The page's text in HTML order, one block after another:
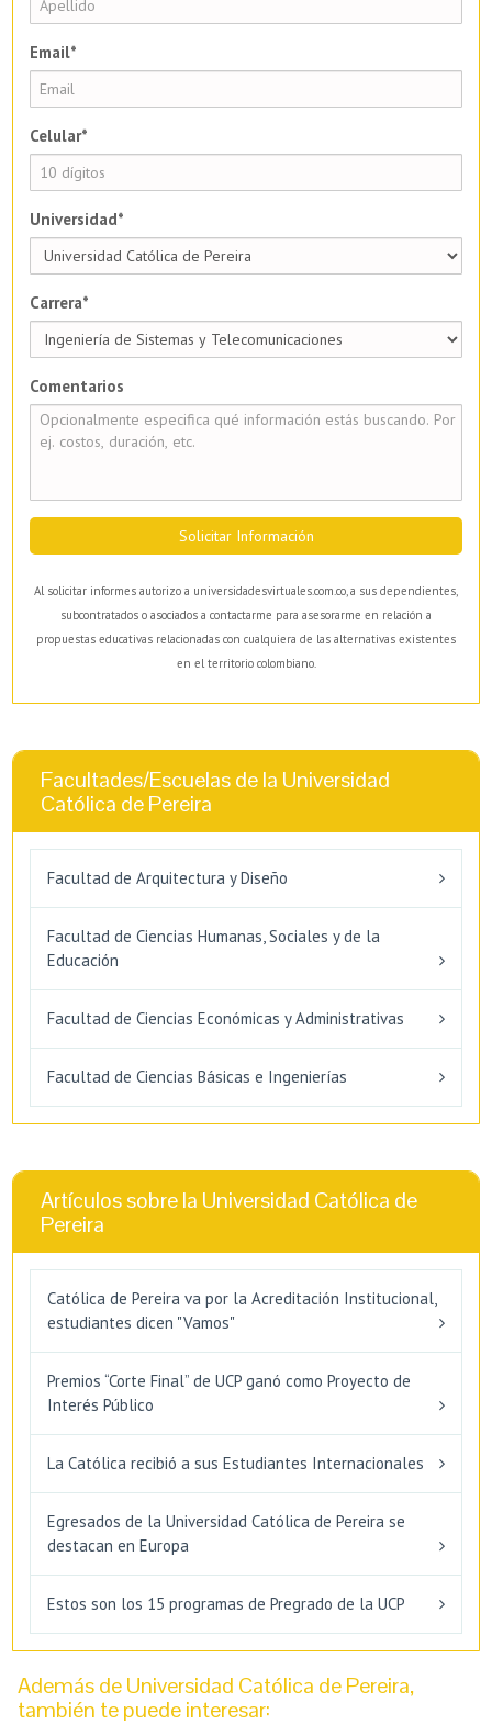
Email*
Celular*
Universidad*
Carrera*
Comentarios
Solicitar Información
Al solicitar informes autorizo a universidadesvirtuales.com.co, a sus dependientes,
subcontratados o asociados a contactarme para asesorarme en relación a
propuestas educativas relacionadas con cualquiera de las alternativas existentes
en el territorio colombiano.
Facultades/Escuelas de la Universidad
Católica de Pereira
Facultad de Arquitectura y Diseño
Facultad de Ciencias Humanas, Sociales y de la
Educación
Facultad de Ciencias Económicas y Administrativas
Facultad de Ciencias Básicas e Ingenierías
Artículos sobre la Universidad Católica de
Pereira
Católica de Pereira va por la Acreditación Institucional,
estudiantes dicen "Vamos"
Premios “Corte Final” de UCP ganó como Proyecto de
Interés Público
La Católica recibió a sus Estudiantes Internacionales
Egresados de la Universidad Católica de Pereira se
destacan en Europa
Estos son los 15 programas de Pregrado de la UCP
Además de Universidad Católica de Pereira,
también te puede interesar: